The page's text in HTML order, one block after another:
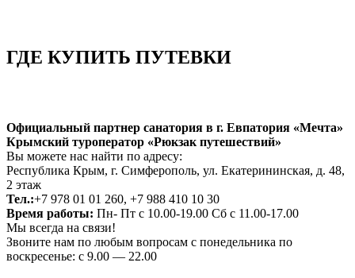
ГДЕ КУПИТЬ ПУТЕВКИ
Официальный партнер санатория в г. Евпатория «Мечта»
Крымский туроператор «Рюкзак путешествий»
Вы можете нас найти по адресу:
Республика Крым, г. Симферополь, ул. Екатерининская, д. 48,
2 этаж
Тел.:+7 978 01 01 260, +7 988 410 10 30
Время работы: Пн- Пт с 10.00-19.00 Сб с 11.00-17.00
Мы всегда на связи!
Звоните нам по любым вопросам с понедельника по
воскресенье: с 9.00 — 22.00